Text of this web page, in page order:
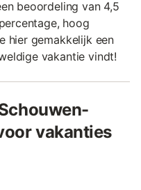
beoordeling van 4,5
hoog
hier gemakkelijk een
vakantie vindt!
vakanties